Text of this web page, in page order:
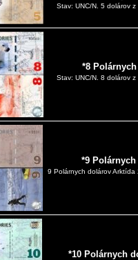
Stav: UNC/N. 5 dolárov
*8
Stav: UNC/N. 8 dolárov
*9
9 Polárnych dolárov
*10 Polárnych